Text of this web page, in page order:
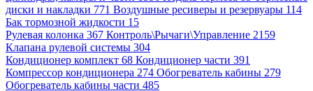
диски и накладки 771 Воздушные ресиверы и резервуары 114
Бак тормозной жидкости 15
Рулевая колонка 367 Контроль\Рычаги\Управление 2159
Клапана рулевой системы 304
Кондиционер комплект 68 Кондиционер части 391
Компрессор кондиционера 274 Обогреватель кабины 279
Обогреватель кабины части 485